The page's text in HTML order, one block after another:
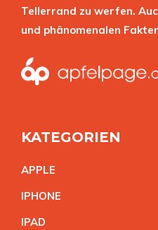
Tellerrand zu werfen.
und phänomenalen
KATEGORIEN
APPLE
IPHONE
IPAD